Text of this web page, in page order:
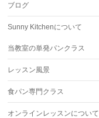
ブログ
Sunny Kitchenについて
当教室の単発パンクラス
レッスン風景
食パン専門クラス
オンラインレッスンについて